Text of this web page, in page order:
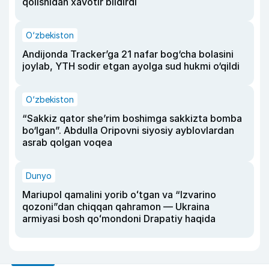
O‘zbekiston
Andijonda Tracker’ga 21 nafar bog‘cha bolasini
joylab, YTH sodir etgan ayolga sud hukmi o‘qildi
O‘zbekiston
“Sakkiz qator she’rim boshimga sakkizta bomba
bo‘lgan”. Abdulla Oripovni siyosiy ayblovlardan
asrab qolgan voqea
Dunyo
Mariupol qamalini yorib oʻtgan va “Izvarino
qozoni”dan chiqqan qahramon — Ukraina
armiyasi bosh qoʻmondoni Drapatiy haqida